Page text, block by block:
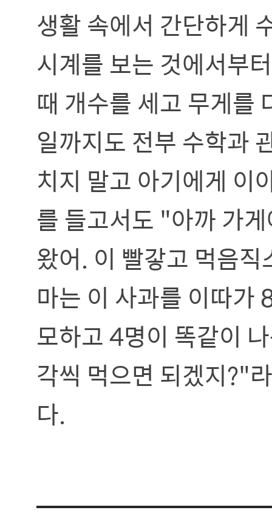
생활 속에서 간단하게
시계를 보는 것에서부
때 개수를 세고 무게를
일까지도 전부 수학과
치지 말고 아기에게 이
를 들고서도 "아까 가
왔어. 이 빨갛고 먹음
마는 이 사과를 이따가
모하고 4명이 똑같이
각씩 먹으면 되겠지?"
다.